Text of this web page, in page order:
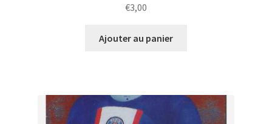
€3,00
Ajouter au panier